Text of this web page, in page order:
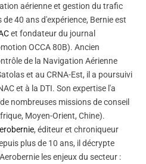
aérienne et gestion du trafic
de 40 ans d'expérience, Bernie est
et fondateur du journal
OCCA 80B). Ancien
de la Navigation Aérienne
et au CRNA-Est, il a poursuivi
et à la DTI. Son expertise l'a
nombreuses missions de conseil
Moyen-Orient, Chine).
, éditeur et chroniqueur
plus de 10 ans, il décrypte
les enjeux du secteur :